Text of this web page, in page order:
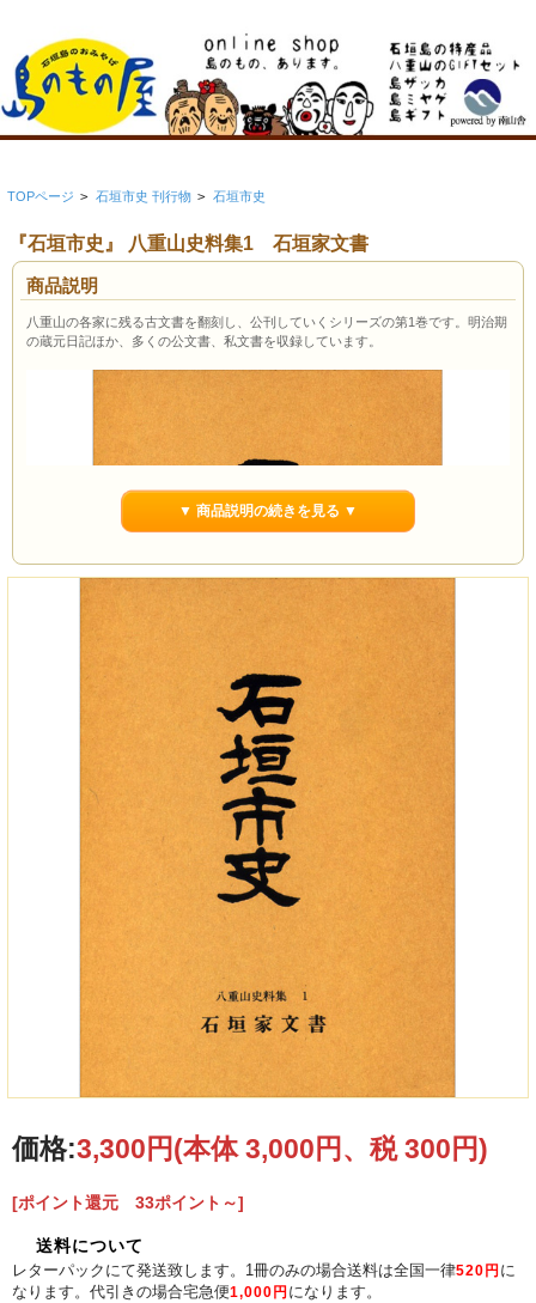
TOPページ > 石垣市史 刊行物 > 石垣市史
『石垣市史』 八重山史料集1 石垣家文書
商品説明
八重山の各家に残る古文書を翻刻し、公刊していくシリーズの第1巻です。明治期
の蔵元日記ほか、多くの公文書、私文書を収録しています。
▼ 商品説明の続きを見る ▼
価格:3,300円(本体 3,000円、税 300円)
[ポイント還元 33ポイント～]
送料について
レターパックにて発送致します。1冊のみの場合送料は全国一律520円 に
なります。代引きの場合宅急便1,000円 になります。